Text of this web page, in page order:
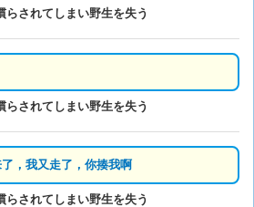
らされてしまい野生を失う
らされてしまい野生を失う
，我又走了，你揍我啊
らされてしまい野生を失う